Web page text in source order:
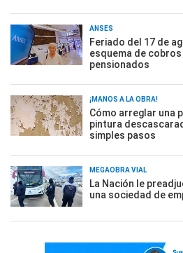
ANSES
Feriado del 17 de
esquema de
pensionados
¡MANOS A LA OBRA!
Cómo arreglar una
pintura
simples pasos
MEGAOBRA VIAL
La Nación le
una sociedad de